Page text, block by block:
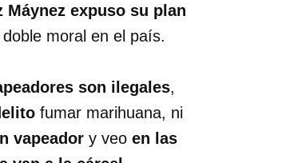
Máynez expuso su plan
moral en el país.
son ilegales,
fumar marihuana, ni
vapeador y veo en las